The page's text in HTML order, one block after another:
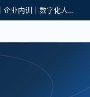
艾威培训｜职业认证培训｜IT技术培训｜企业内训｜数字化人才培养